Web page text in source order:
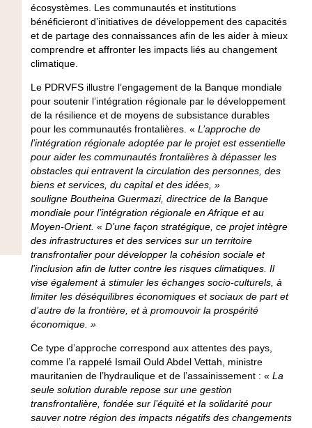
écosystèmes. Les communautés et institutions
bénéficieront d’initiatives de développement des capacités
et de partage des connaissances afin de les aider à mieux
comprendre et affronter les impacts liés au changement
climatique.
Le PDRVFS illustre l’engagement de la Banque mondiale
pour soutenir l’intégration régionale par le développement
de la résilience et de moyens de subsistance durables
pour les communautés frontalières. « L’approche de
l’intégration régionale adoptée par le projet est essentielle
pour aider les communautés frontalières à dépasser les
obstacles qui entravent la circulation des personnes, des
biens et services, du capital et des idées, »
souligne Boutheina Guermazi, directrice de la Banque
mondiale pour l’intégration régionale en Afrique et au
Moyen-Orient. « D’une façon stratégique, ce projet intègre
des infrastructures et des services sur un territoire
transfrontalier pour développer la cohésion sociale et
l’inclusion afin de lutter contre les risques climatiques. Il
vise également à stimuler les échanges socio-culturels, à
limiter les déséquilibres économiques et sociaux de part et
d’autre de la frontière, et à promouvoir la prospérité
économique. »
Ce type d’approche correspond aux attentes des pays,
comme l’a rappelé Ismail Ould Abdel Vettah, ministre
mauritanien de l’hydraulique et de l’assainissement: « La
seule solution durable repose sur une gestion
transfrontalière, fondée sur l’équité et la solidarité pour
sauver notre région des impacts négatifs des changements